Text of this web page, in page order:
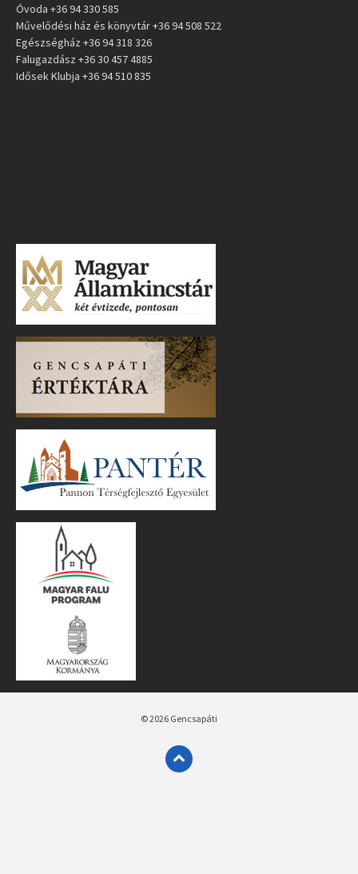
Óvoda +36 94 330 585
Művelődési ház és könyvtár +36 94 508 522
Egészségház +36 94 318 326
Falugazdász +36 30 457 4885
Idősek Klubja +36 94 510 835
© 2026 Gencsapáti